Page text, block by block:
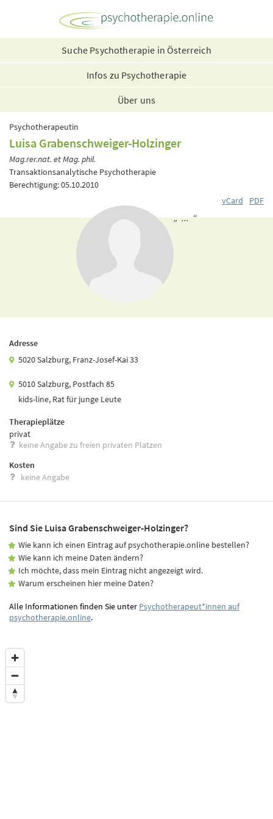
Suche Psychotherapie in Österreich
Infos zu Psychotherapie
Über uns
Psychotherapeutin
Luisa Grabenschweiger-Holzinger
Mag.rer.nat. et Mag. phil.
Transaktionsanalytische Psychotherapie
Berechtigung: 05.10.2010
vCard
PDF
„ ... “
Adresse
5020 Salzburg, Franz-Josef-Kai 33
5010 Salzburg, Postfach 85
kids-line, Rat für junge Leute
Therapieplätze
privat
keine Angabe zu freien privaten Plätzen
Kosten
keine Angabe
Sind Sie Luisa Grabenschweiger-Holzinger?
Wie kann ich einen Eintrag auf psychotherapie.online bestellen?
Wie kann ich meine Daten ändern?
Ich möchte, dass mein Eintrag nicht angezeigt wird.
Warum erscheinen hier meine Daten?
Alle Informationen finden Sie unter Psychotherapeut*innen auf
psychotherapie.online.